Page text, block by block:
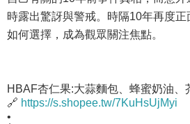
時露出驚訝與警戒。時隔10年再度
如何選擇，成為觀眾關注焦點。
HBAF杏仁果:大蒜麵包、蜂蜜奶油、
🔗 https://s.shopee.tw/7KuHsUjMyi
•